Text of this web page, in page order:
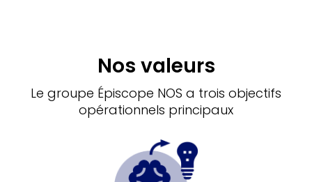
Nos valeurs
Le groupe Épiscope NOS a trois objectifs
opérationnels principaux